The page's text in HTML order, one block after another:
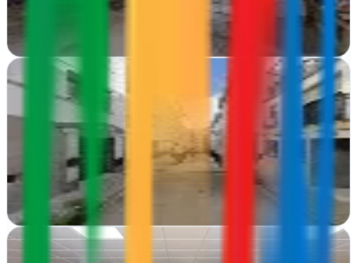
Girona, enfocada en potenciar la visibilidad online de tu negocio
Ver ficha
Jaén24h.com
Consultor de marketing en Jaén que acompaña a negocios locales
en su transformación digital y estrategia online
Ver fichacompleta
La Teva Web